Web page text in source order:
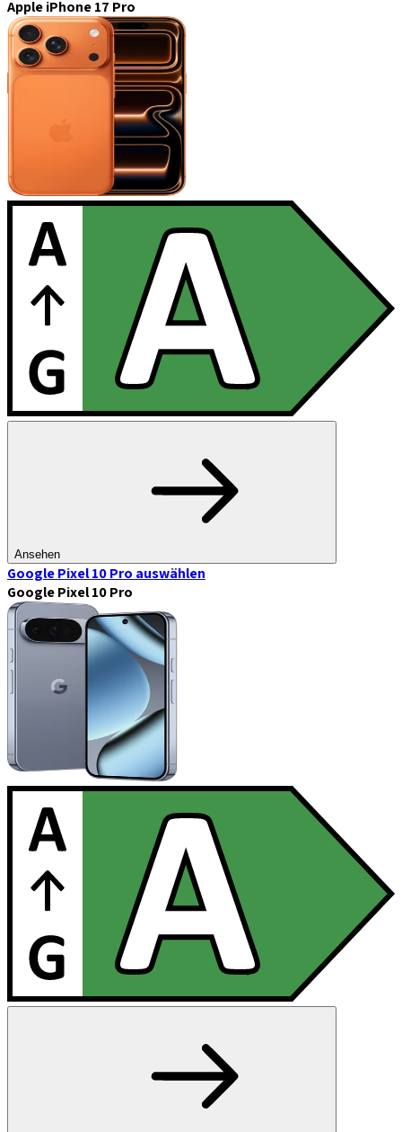
Apple iPhone 17 Pro
Ansehen
Google Pixel 10 Pro auswählen
Google Pixel 10 Pro